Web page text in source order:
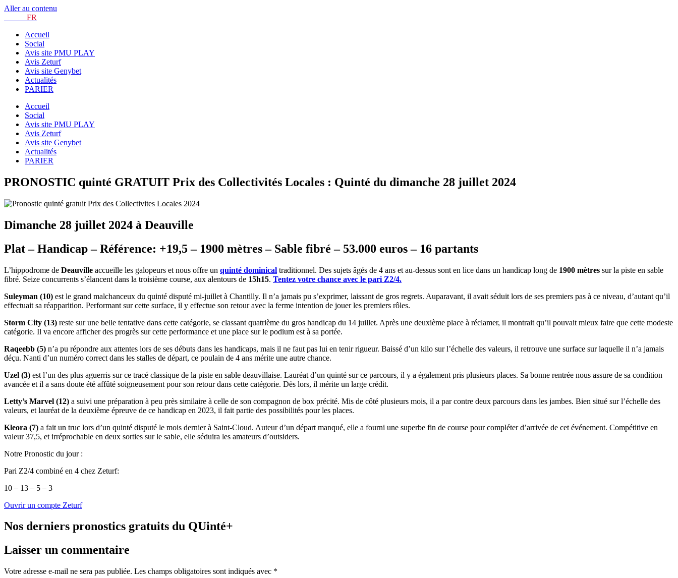
Aller au contenu
FR
Accueil
Social
Avis site PMU PLAY
Avis Zeturf
Avis site Genybet
Actualités
PARIER
Accueil
Social
Avis site PMU PLAY
Avis Zeturf
Avis site Genybet
Actualités
PARIER
PRONOSTIC quinté GRATUIT Prix des Collectivités Locales : Quinté du dimanche 28 juillet 2024
Dimanche 28 juillet 2024 à Deauville
Plat – Handicap – Référence: +19,5 – 1900 mètres – Sable fibré – 53.000 euros – 16 partants
L’hippodrome de Deauville accueille les galopeurs et nous offre un quinté dominical traditionnel. Des sujets âgés de 4 ans et au-dessus sont en lice dans un handicap long de 1900 mètres sur la piste en sable
fibré. Seize concurrents s’élancent dans la troisième course, aux alentours de 15h15. Tentez votre chance avec le pari Z2/4.
Suleyman (10) est le grand malchanceux du quinté disputé mi-juillet à Chantilly. Il n’a jamais pu s’exprimer, laissant de gros regrets. Auparavant, il avait séduit lors de ses premiers pas à ce niveau, d’autant qu’il
effectuait sa réapparition. Performant sur cette surface, il y effectue son retour avec la ferme intention de jouer les premiers rôles.
Storm City (13) reste sur une belle tentative dans cette catégorie, se classant quatrième du gros handicap du 14 juillet. Après une deuxième place à réclamer, il montrait qu’il pouvait mieux faire que cette modeste
catégorie. Il va encore afficher des progrès sur cette performance et une place sur le podium est à sa portée.
Raqeebb (5) n’a pu répondre aux attentes lors de ses débuts dans les handicaps, mais il ne faut pas lui en tenir rigueur. Baissé d’un kilo sur l’échelle des valeurs, il retrouve une surface sur laquelle il n’a jamais
déçu. Nanti d’un numéro correct dans les stalles de départ, ce poulain de 4 ans mérite une autre chance.
Uzel (3) est l’un des plus aguerris sur ce tracé classique de la piste en sable deauvillaise. Lauréat d’un quinté sur ce parcours, il y a également pris plusieurs places. Sa bonne rentrée nous assure de sa condition
avancée et il a sans doute été affûté soigneusement pour son retour dans cette catégorie. Dès lors, il mérite un large crédit.
Letty’s Marvel (12) a suivi une préparation à peu près similaire à celle de son compagnon de box précité. Mis de côté plusieurs mois, il a par contre deux parcours dans les jambes. Bien situé sur l’échelle des
valeurs, et lauréat de la deuxième épreuve de ce handicap en 2023, il fait partie des possibilités pour les places.
Kleora (7) a fait un truc lors d’un quinté disputé le mois dernier à Saint-Cloud. Auteur d’un départ manqué, elle a fourni une superbe fin de course pour compléter d’arrivée de cet événement. Compétitive en
valeur 37,5, et irréprochable en deux sorties sur le sable, elle séduira les amateurs d’outsiders.
Notre Pronostic du jour :
Pari Z2/4 combiné en 4 chez Zeturf:
10 – 13 – 5 – 3
Ouvrir un compte Zeturf
Nos derniers pronostics gratuits du QUinté+
Laisser un commentaire
Votre adresse e-mail ne sera pas publiée. Les champs obligatoires sont indiqués avec *